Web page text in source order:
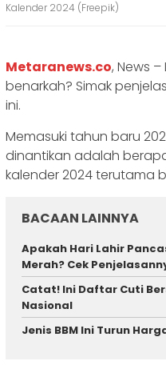
Kalender 2024 (Freepik)
Metaranews.co, News
benarkah? Simak
ini.
Memasuki tahun baru
dinantikan adalah
kalender 2024 terutama
BACAAN LAINNYA
Apakah Hari Lahir
Merah? Cek
Catat! Ini Daftar Cuti
Nasional
Jenis BBM Ini Turun